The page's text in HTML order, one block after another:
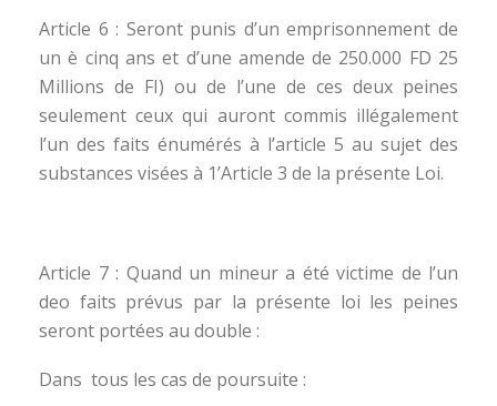
Article 6 : Seront punis d’un emprisonnement de
un è cinq ans et d’une amende de 250.000 FD 25
Millions de FI) ou de l’une de ces deux peines
seulement ceux qui auront commis illégalement
l’un des faits énumérés à l’article 5 au sujet des
substances visées à 1’Article 3 de la présente Loi.
Article 7 : Quand un mineur a été victime de l’un
deo faits prévus par la présente loi les peines
seront portées au double :
Dans tous les cas de poursuite :